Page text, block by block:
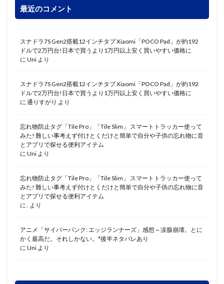
最近のコメント
スナドラ7S Gen2搭載12インチタブ Xiaomi「POCO Pad」が約192
ドルで2万円台!日本で買うより1万円以上安く買いやすい価格に
に Uni より
スナドラ7S Gen2搭載12インチタブ Xiaomi「POCO Pad」が約192
ドルで2万円台!日本で買うより1万円以上安く買いやすい価格に
に 通りすがり より
忘れ物防止タグ「Tile Pro」「Tile Slim」 スマートトラッカー使って
みた! 難しい事考えず付けとくだけと簡単で自分や子供の忘れ物に音
とアプリで探せる便利アイテム
に Uni より
忘れ物防止タグ「Tile Pro」「Tile Slim」 スマートトラッカー使って
みた! 難しい事考えず付けとくだけと簡単で自分や子供の忘れ物に音
とアプリで探せる便利アイテム
に . より
アニメ「サイバーパンク: エッジランナーズ」感想～涙腺崩壊。とに
かく最高だ。それしかない。*後半ネタバレあり
に Uni より